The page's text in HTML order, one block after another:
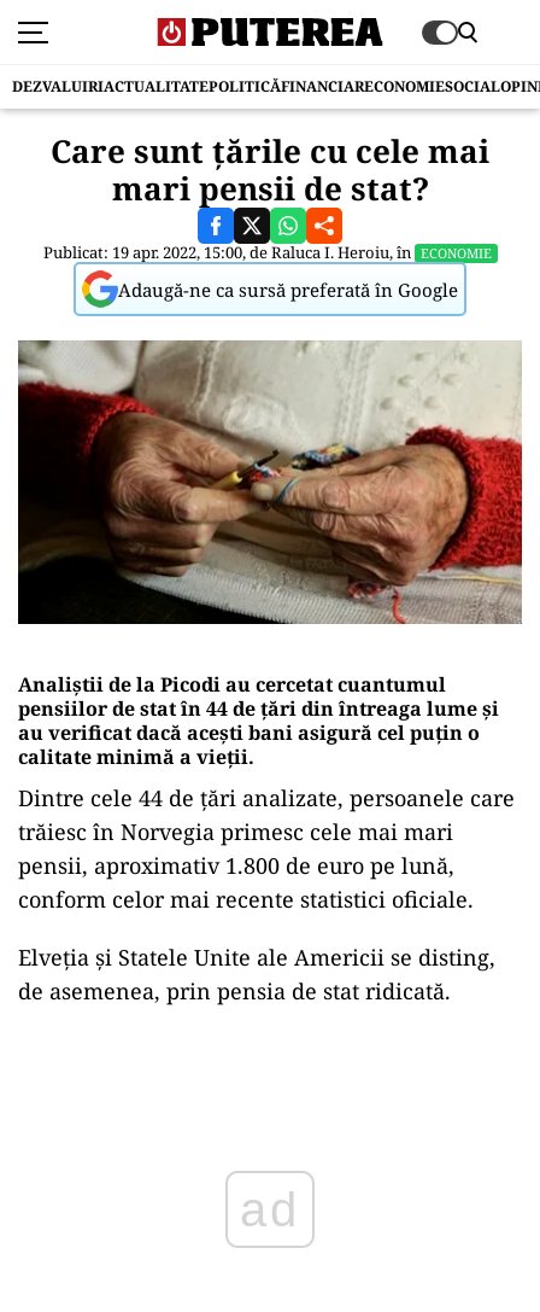
DEZVALUIRIACTUALITATEPOLITICĂFINANCIARECONOMIESOCIAL
Care sunt țările cu cele mai
mari pensii de stat?
Publicat: 19 apr. 2022, 15:00, deRaluca I. Heroiu, în ECONOMIE
Adaugă-ne ca sursă preferată în Google
Analiștii de la Picodi au cercetat cuantumul
pensiilor de stat în 44 de țări din întreaga lume și
au verificat dacă acești bani asigură cel puțin o
calitate minimă a vieții.
Dintre cele 44 de țări analizate, persoanele care
trăiesc în Norvegia primesc cele mai mari
pensii, aproximativ 1.800 de euro pe lună,
conform celor mai recente statistici oficiale.
Elveția și Statele Unite ale Americii se disting,
de asemenea, prin pensia de stat ridicată.